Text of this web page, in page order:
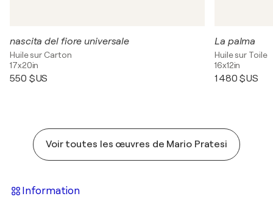
nascita del fiore universale
Huile sur Carton
17x20in
550 $US
La palma
Huile sur Toile
16x12in
1 480 $US
Voir toutes les œuvres de Mario Pratesi
Information